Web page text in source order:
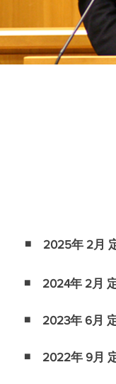
◾️ 2025年 2月
◾️ 2024年 2月
◾️ 2023年 6月
◾️ 2022年 9月